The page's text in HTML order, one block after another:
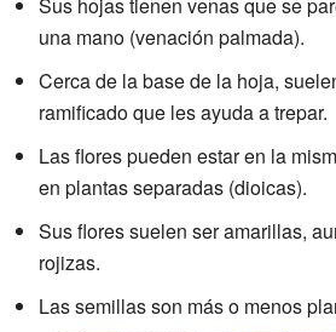
una mano (venación palmada).
Cerca de la base de la hoja,
ramificado que les ayuda a trepar.
Las flores pueden estar en la
en plantas separadas (dioicas).
Sus flores suelen ser amarillas,
rojizas.
Las semillas son más o menos